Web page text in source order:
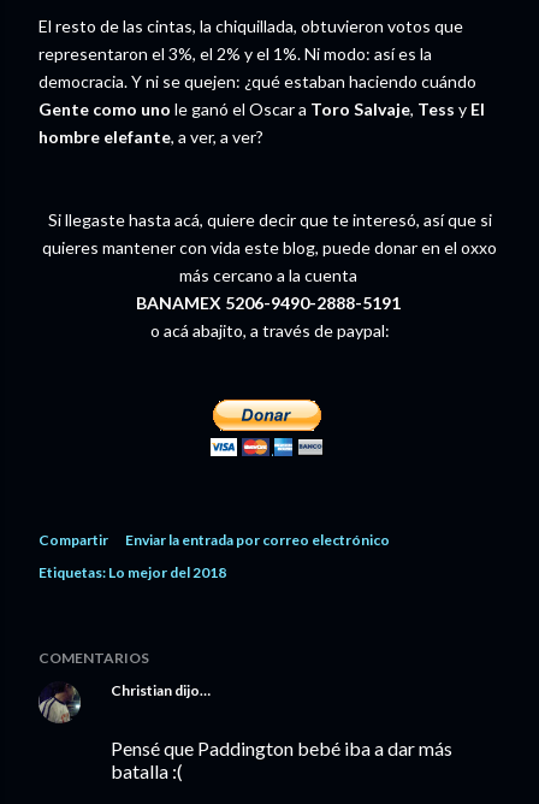
El resto de las cintas, la chiquillada, obtuvieron votos que
representaron el 3%, el 2% y el 1%. Ni modo: así es la
democracia. Y ni se quejen: ¿qué estaban haciendo cuándo
Gente como uno le ganó el Oscar a Toro Salvaje, Tess y El
hombre elefante, a ver, a ver?
Si llegaste hasta acá, quiere decir que te interesó, así que si
quieres mantener con vida este blog, puede donar en el oxxo
más cercano a la cuenta
BANAMEX 5206-9490-2888-5191
o acá abajito, a través de paypal:
Compartir
Enviar la entrada por correo electrónico
Etiquetas: Lo mejor del 2018
COMENTARIOS
Christian dijo…
Pensé que Paddington bebé iba a dar más
batalla :(